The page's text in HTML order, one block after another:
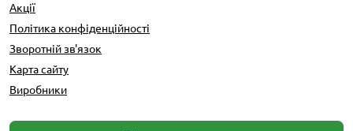
Акції
Політика конфіденційності
Зворотній зв'язок
Карта сайту
Виробники